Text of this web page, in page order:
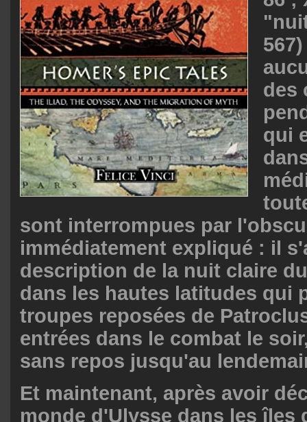
des
qui
sont interrompues par
immédiatement expliqué : il
description de la nuit claire
dans les hautes latitudes qui
troupes reposées de
entrées dans le combat le
sans repos jusqu'au
Et maintenant, après avoir
monde d'Ulysse dans les îles